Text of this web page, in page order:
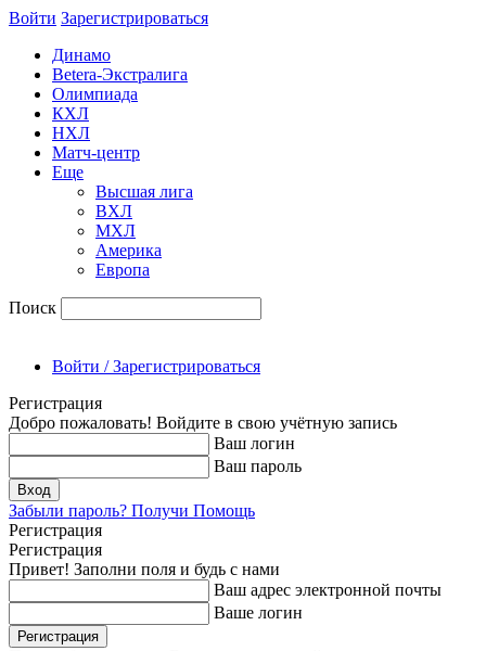
Войти Зарегиcтрироваться
Динамо
Betera-Экстралига
Олимпиада
КХЛ
НХЛ
Матч-центр
Еще
Высшая лига
ВХЛ
МХЛ
Америка
Европа
Поиск
Войти / Зарегистрироваться
Регистрация
Добро пожаловать! Войдите в свою учётную запись
Ваш логин
Ваш пароль
Забыли пароль? Получи Помощь
Регистрация
Регистрация
Привет! Заполни поля и будь с нами
Ваш адрес электронной почты
Ваше логин